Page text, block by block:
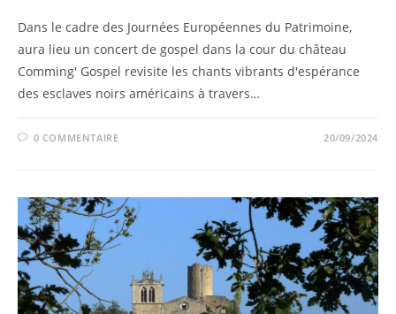
Dans le cadre des Journées Européennes du Patrimoine,
aura lieu un concert de gospel dans la cour du château
Comming' Gospel revisite les chants vibrants d'espérance
des esclaves noirs américains à travers…
0 COMMENTAIRE 20/09/2024